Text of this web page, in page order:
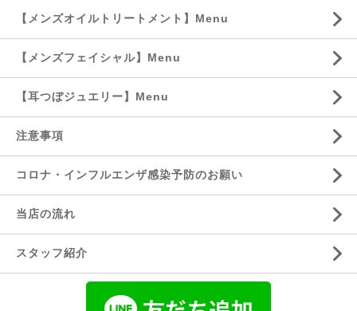
【メンズオイルトリートメント】Menu
【メンズフェイシャル】Menu
【耳つぼジュエリー】Menu
注意事項
コロナ・インフルエンザ感染予防のお願い
当店の流れ
スタッフ紹介